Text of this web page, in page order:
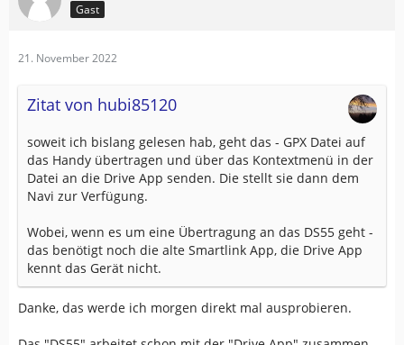
Gast
21. November 2022
Zitat von hubi85120
soweit ich bislang gelesen hab, geht das - GPX Datei auf
das Handy übertragen und über das Kontextmenü in der
Datei an die Drive App senden. Die stellt sie dann dem
Navi zur Verfügung.
Wobei, wenn es um eine Übertragung an das DS55 geht -
das benötigt noch die alte Smartlink App, die Drive App
kennt das Gerät nicht.
Danke, das werde ich morgen direkt mal ausprobieren.